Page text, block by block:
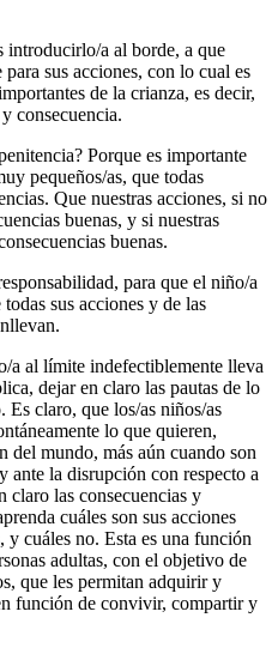
a al borde, a que
sus acciones, con lo cual es
de la crianza, es decir,
consecuencia.
Porque es importante
pequeños/as, que todas
Que nuestras acciones, si no
buenas, y si nuestras
buenas.
para que el niño/a
sus acciones y de las
a al límite indefectiblemente lleva
dejar en claro las pautas de lo
claro, que los/as niños/as
lo que quieren,
del mundo, más aún cuando son
ante la disrupción con respecto a
claro las consecuencias y
cuáles son sus acciones
y cuáles no. Esta es una función
adultas, con el objetivo de
que les permitan adquirir y
función de convivir, compartir y